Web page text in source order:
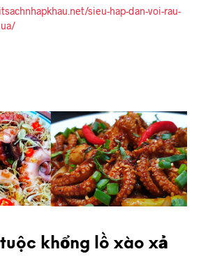
sieu-hap-dan-voi-rau-
khổng lồ xào xả